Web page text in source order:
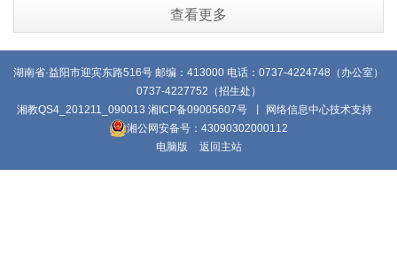
查看更多
湖南省·益阳市迎宾东路516号 邮编：413000 电话：0737-4224748（办公室）
0737-4227752（招生处）
湘教QS4_201211_090013 湘ICP备09005607号 丨 网络信息中心技术支持
湘公网安备号：43090302000112
电脑版
返回主站